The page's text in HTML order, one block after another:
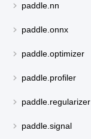
paddle.nn
paddle.onnx
paddle.optimizer
paddle.profiler
paddle.regularizer
paddle.signal